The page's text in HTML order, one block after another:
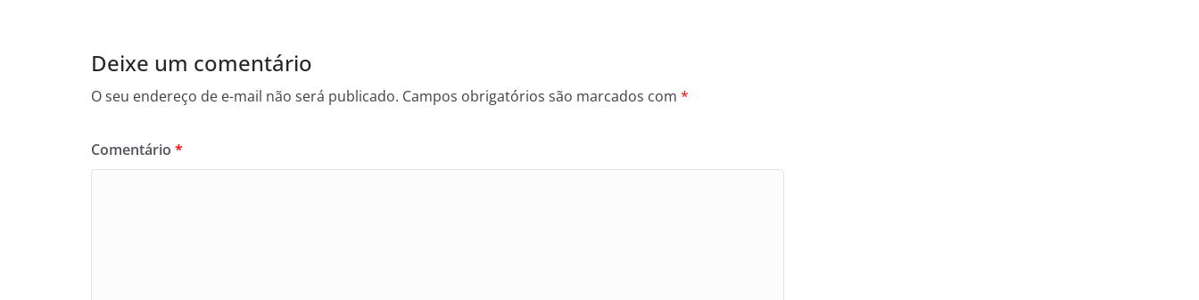
Deixe um comentário
O seu endereço de e-mail não será publicado. Campos obrigatórios são marcados com *
Comentário *